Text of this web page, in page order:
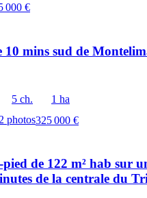
000 €
10 mins sud de
5 ch.
1 ha
photos325 000 €
de 122 m² hab sur
de la centrale du